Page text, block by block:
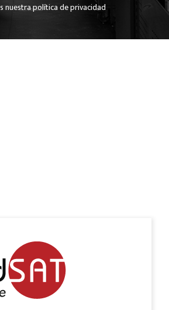
nuestra política de privacidad